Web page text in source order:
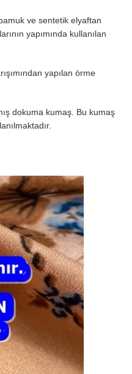
ve sentetik elyaftan
yapımında kullanılan
yapılan örme
dokuma kumaş. Bu kumaş